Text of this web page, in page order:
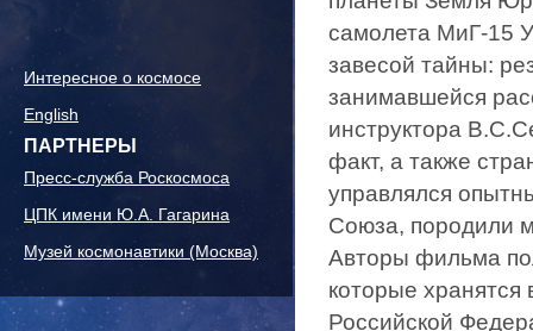
Интересное о космосе
English
ПАРТНЕРЫ
Пресс-служба Роскосмоса
ЦПК имени Ю.А. Гагарина
Музей космонавтики (Москва)
самолета МиГ-15
завесой тайны:
занимавшейся
инструктора
факт, а также
управлялся
Союза, породили
Авторы фильма
которые
Российской